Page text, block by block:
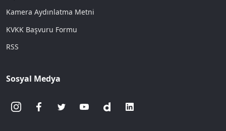
Kamera Aydınlatma Metni
KVKK Başvuru Formu
RSS
Sosyal Medya